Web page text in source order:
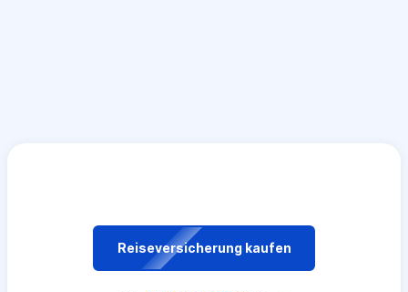
Reiseversicherung kaufen